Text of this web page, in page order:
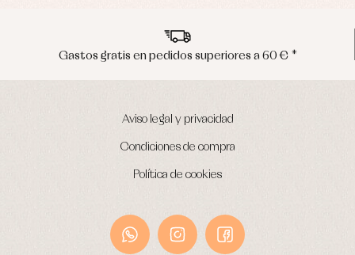
Envíos en península en 24/48 horas
Aviso legal y privacidad
Condiciones de compra
Política de cookies